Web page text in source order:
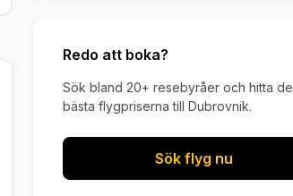
Redo att boka?
Sök bland 20+ resebyråer och hitta de
bästa flygpriserna till Dubrovnik.
Sök flyg nu